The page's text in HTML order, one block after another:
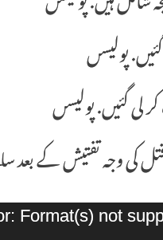
پولیسں
لی گئیں. پولیسں
کی وجہ تفتیش کے بعد
Format(s) not